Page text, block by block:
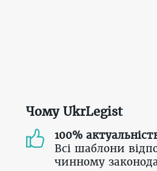
Чому UkrLegist
100%
Всі шаблони
чинному